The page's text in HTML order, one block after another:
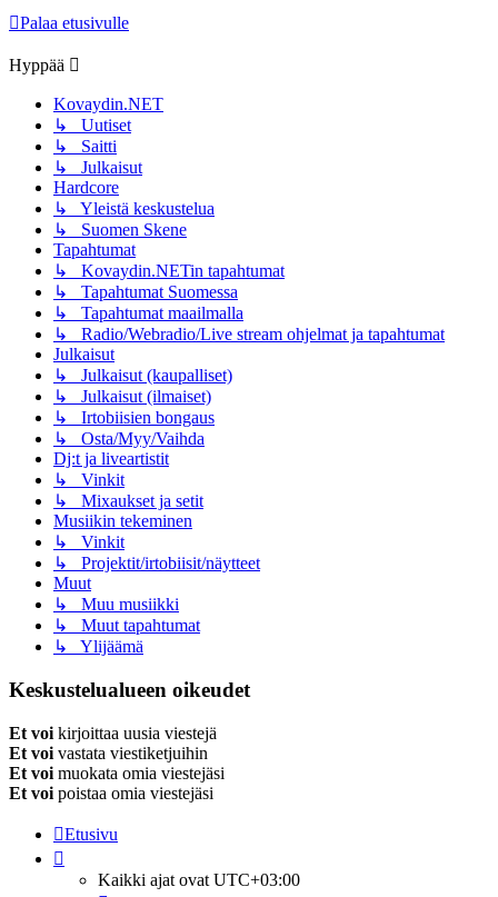
Palaa etusivulle
Hyppää
Kovaydin.NET
↳ Uutiset
↳ Saitti
↳ Julkaisut
Hardcore
↳ Yleistä keskustelua
↳ Suomen Skene
Tapahtumat
↳ Kovaydin.NETin tapahtumat
↳ Tapahtumat Suomessa
↳ Tapahtumat maailmalla
↳ Radio/Webradio/Live stream ohjelmat ja tapahtumat
Julkaisut
↳ Julkaisut (kaupalliset)
↳ Julkaisut (ilmaiset)
↳ Irtobiisien bongaus
↳ Osta/Myy/Vaihda
Dj:t ja liveartistit
↳ Vinkit
↳ Mixaukset ja setit
Musiikin tekeminen
↳ Vinkit
↳ Projektit/irtobiisit/näytteet
Muut
↳ Muu musiikki
↳ Muut tapahtumat
↳ Ylijäämä
Keskustelualueen oikeudet
Et voi kirjoittaa uusia viestejä
Et voi vastata viestiketjuihin
Et voi muokata omia viestejäsi
Et voi poistaa omia viestejäsi
Etusivu
Kaikki ajat ovat UTC+03:00